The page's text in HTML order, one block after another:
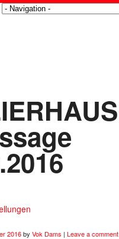
2016by Vok Dams | Leave a comment